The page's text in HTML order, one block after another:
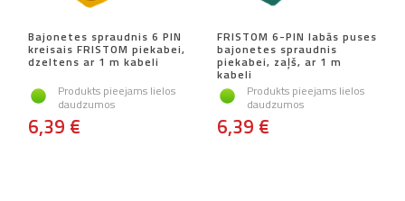
Bajonetes spraudnis 6 PIN
kreisais FRISTOM piekabei,
dzeltens ar 1 m kabeli
Produkts pieejams lielos
daudzumos
6,39 €
FRISTOM 6-PIN labās puses
bajonetes spraudnis
piekabei, zaļš, ar 1 m
kabeli
Produkts pieejams lielos
daudzumos
6,39 €